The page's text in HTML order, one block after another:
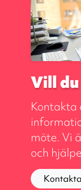
Vill
Kontakta
möte. Vi
och